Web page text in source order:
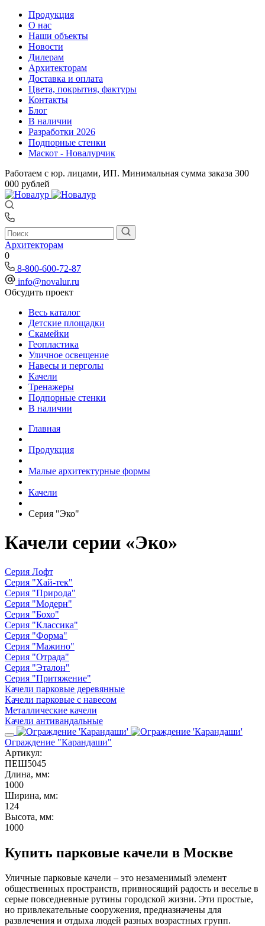
Продукция
О нас
Наши объекты
Новости
Дилерам
Архитекторам
Доставка и оплата
Цвета, покрытия, фактуры
Контакты
Блог
В наличии
Разработки 2026
Подпорные стенки
Маскот - Новалурчик
Работаем с юр. лицами, ИП. Минимальная сумма заказа 300
000 рублей
Архитекторам
0
8-800-600-72-87
info@novalur.ru
Обсудить проект
Весь каталог
Детские площадки
Скамейки
Геопластика
Уличное освещение
Навесы и перголы
Качели
Тренажеры
Подпорные стенки
В наличии
Главная
Продукция
Малые архитектурные формы
Качели
Серия "Эко"
Качели серии «Эко»
Серия Лофт
Серия "Хай-тек"
Серия "Природа"
Серия "Модерн"
Серия "Бохо"
Серия "Классика"
Серия "Форма"
Серия "Мажино"
Серия "Отрада"
Серия "Эталон"
Серия "Притяжение"
Качели парковые деревянные
Качели парковые с навесом
Металлические качели
Качели антивандальные
Ограждение "Карандаши"
Артикул:
ПЕШ5045
Длина, мм:
1000
Ширина, мм:
124
Высота, мм:
1000
Купить парковые качели в Москве
Уличные парковые качели – это незаменимый элемент
общественных пространств, привносящий радость и веселье в
серые повседневные рутины городской жизни. Эти простые,
но привлекательные сооружения, предназначены для
развлечения и отдыха людей разных возрастных групп.